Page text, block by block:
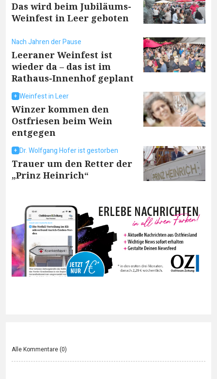
Das wird beim Jubiläums-
Weinfest in Leer geboten
Nach Jahren der Pause
Leeraner Weinfest ist
wieder da – das ist im
Rathaus-Innenhof geplant
Weinfest in Leer
Winzer kommen den
Ostfriesen beim Wein
entgegen
Dr. Wolfgang Hofer ist gestorben
Trauer um den Retter der
„Prinz Heinrich“
Alle Kommentare (0)